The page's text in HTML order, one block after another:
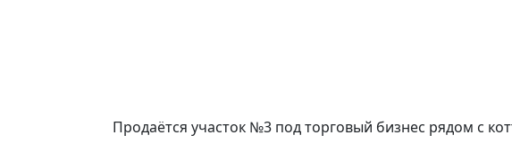
Продаётся участок №3 под торговый бизнес рядом с